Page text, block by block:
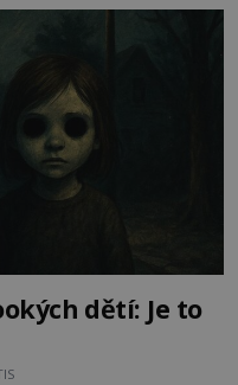
slyšeli? A odvážili
[gallery ids="17
dětí: Je to